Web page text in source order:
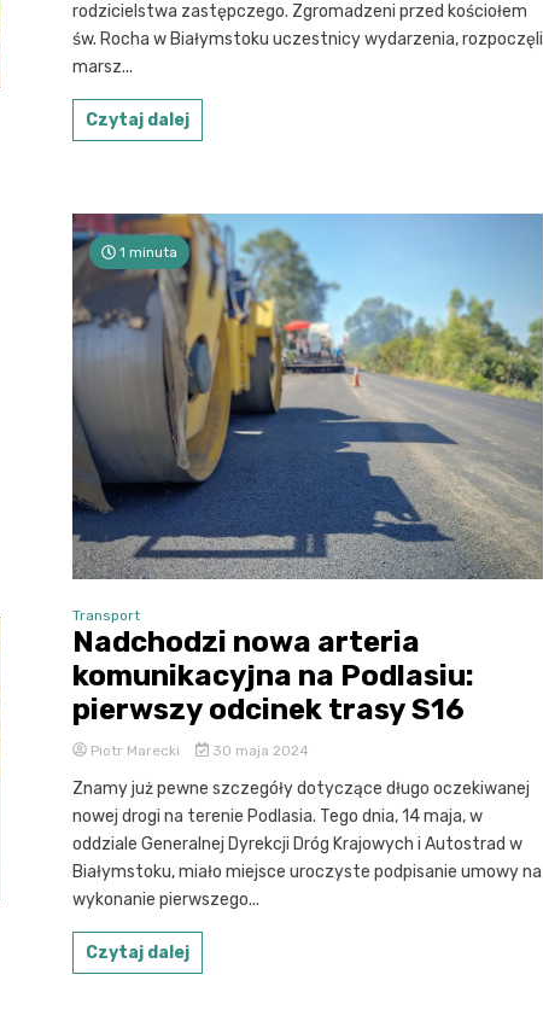
rodzicielstwa zastępczego. Zgromadzeni przed kościołem
św. Rocha w Białymstoku uczestnicy wydarzenia, rozpoczęli
marsz...
Czytaj dalej
1 minuta
Transport
Nadchodzi nowa arteria
komunikacyjna na Podlasiu:
pierwszy odcinek trasy S16
Piotr Marecki 30 maja 2024
Znamy już pewne szczegóły dotyczące długo oczekiwanej
nowej drogi na terenie Podlasia. Tego dnia, 14 maja, w
oddziale Generalnej Dyrekcji Dróg Krajowych i Autostrad w
Białymstoku, miało miejsce uroczyste podpisanie umowy na
wykonanie pierwszego...
Czytaj dalej